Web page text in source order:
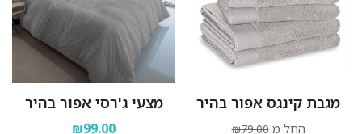
מגבת קינגס אפור בהיר
החל מ ₪79.00
מצעי ג'רסי אפור בהיר
₪99.00